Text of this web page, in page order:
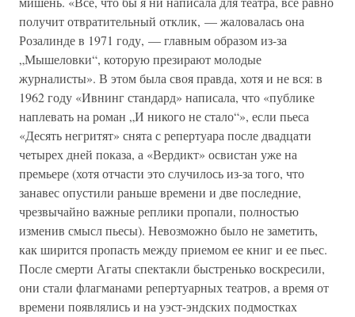
получит отвратительный отклик, — жаловалась она
Розалинде в 1971 году, — главным образом из-за
„Мышеловки“, которую презирают молодые
журналисты». В этом была своя правда, хотя и не вся: в
1962 году «Ивнинг стандард» написала, что «публике
наплевать на роман „И никого не стало“», если пьеса
«Десять негритят» снята с репертуара после двадцати
четырех дней показа, а «Вердикт» освистан уже на
премьере (хотя отчасти это случилось из-за того, что
занавес опустили раньше времени и две последние,
чрезвычайно важные реплики пропали, полностью
изменив смысл пьесы). Невозможно было не заметить,
как ширится пропасть между приемом ее книг и ее пьес.
После смерти Агаты спектакли быстренько воскресили,
они стали флагманами репертуарных театров, а время от
времени появлялись и на уэст-эндских подмостках